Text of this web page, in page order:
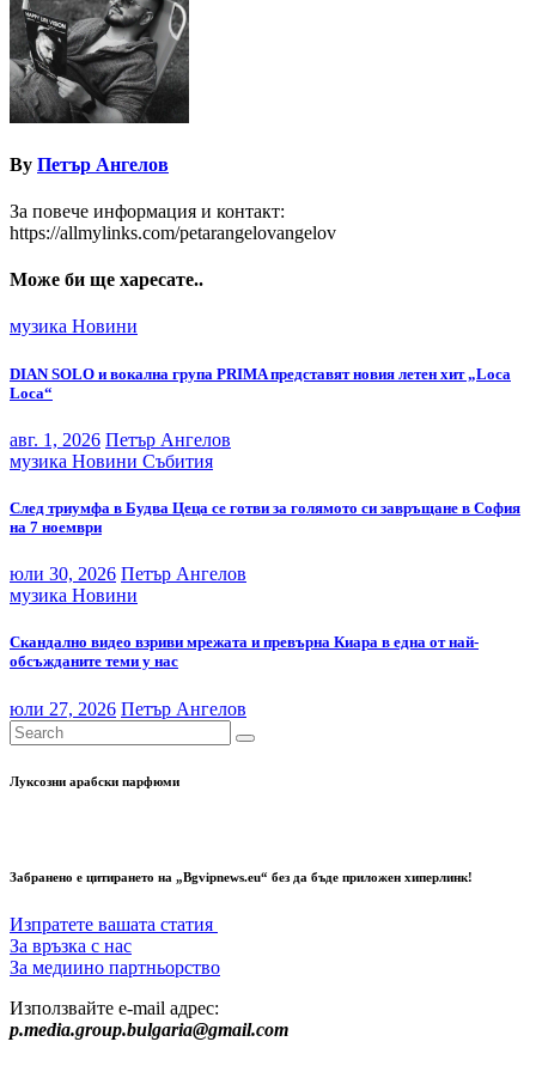
By Петър Ангелов
За повече информация и контакт:
https://allmylinks.com/petarangelovangelov
Може би ще харесате..
музика Новини
DIAN SOLO и вокална група PRIMA представят новия летен хит „Loca
Loca“
авг. 1, 2026 Петър Ангелов
музика Новини Събития
След триумфа в Будва Цеца се готви за голямото си завръщане в София
на 7 ноември
юли 30, 2026 Петър Ангелов
музика Новини
Скандално видео взриви мрежата и превърна Киара в една от най-
обсъжданите теми у нас
юли 27, 2026 Петър Ангелов
Луксозни арабски парфюми
Забранено е цитирането на „Bgvipnews.eu“ без да бъде приложен хиперлинк!
Изпратете вашата статия
За връзка с нас
За медиино партньорство
Използвайте e-mail адрес:
p.media.group.bulgaria@gmail.com